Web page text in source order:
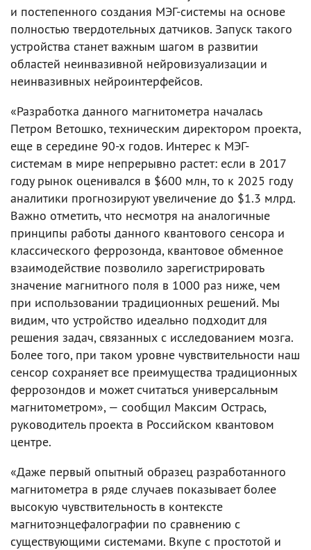
и постепенного создания МЭГ-системы на основе
полностью твердотельных датчиков. Запуск такого
устройства станет важным шагом в развитии
областей неинвазивной нейровизуализации и
неинвазивных нейроинтерфейсов.
«Разработка данного магнитометра началась
Петром Ветошко, техническим директором проекта,
еще в середине 90-х годов. Интерес к МЭГ-
системам в мире непрерывно растет: если в 2017
году рынок оценивался в $600 млн, то к 2025 году
аналитики прогнозируют увеличение до $1.3 млрд.
Важно отметить, что несмотря на аналогичные
принципы работы данного квантового сенсора и
классического феррозонда, квантовое обменное
взаимодействие позволило зарегистрировать
значение магнитного поля в 1000 раз ниже, чем
при использовании традиционных решений. Мы
видим, что устройство идеально подходит для
решения задач, связанных с исследованием мозга.
Более того, при таком уровне чувствительности наш
сенсор сохраняет все преимущества традиционных
феррозондов и может считаться универсальным
магнитометром», — сообщил Максим Острась,
руководитель проекта в Российском квантовом
центре.
«Даже первый опытный образец разработанного
магнитометра в ряде случаев показывает более
высокую чувствительность в контексте
магнитоэнцефалографии по сравнению с
существующими системами. Вкупе с простотой и